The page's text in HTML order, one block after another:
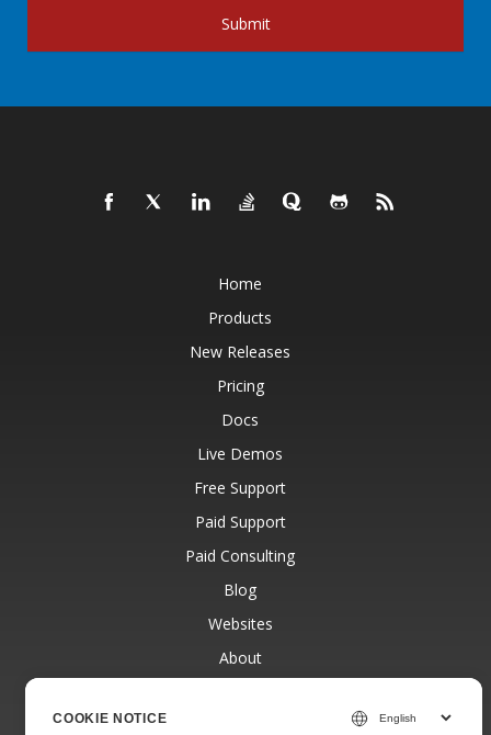
Submit
Home
Products
New Releases
Pricing
Docs
Live Demos
Free Support
Paid Support
Paid Consulting
Blog
Websites
About
COOKIE NOTICE